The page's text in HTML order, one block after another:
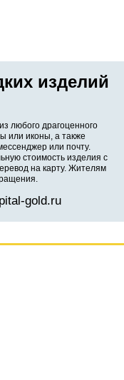
изделий
любого драгоценного
или иконы, а также
или почту.
стоимость изделия с
на карту. Жителям
gold.ru